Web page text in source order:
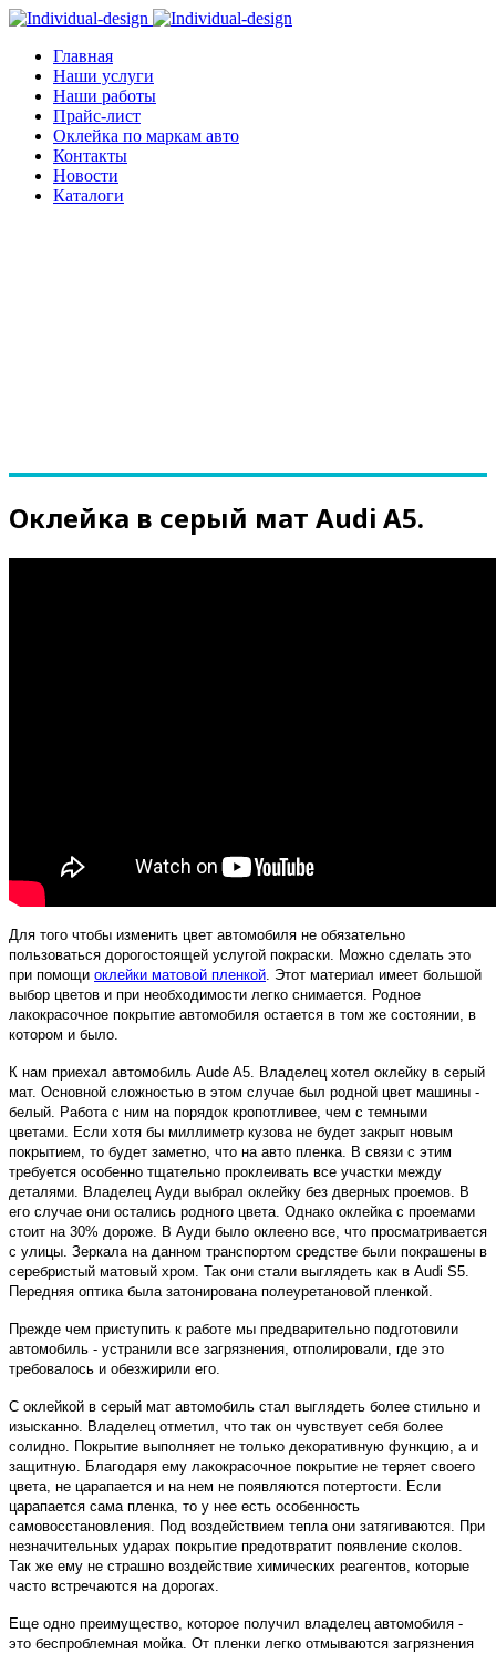
Главная
Наши услуги
Наши работы
Прайс-лист
Оклейка по маркам авто
Контакты
Новости
Каталоги
Оклейка в серый мат Audi A5.
Для того чтобы изменить цвет автомобиля не обязательно
пользоваться дорогостоящей услугой покраски. Можно сделать это
при помощи оклейки матовой пленкой. Этот материал имеет большой
выбор цветов и при необходимости легко снимается. Родное
лакокрасочное покрытие автомобиля остается в том же состоянии, в
котором и было.
К нам приехал автомобиль Aude A5. Владелец хотел оклейку в серый
мат. Основной сложностью в этом случае был родной цвет машины -
белый. Работа с ним на порядок кропотливее, чем с темными
цветами. Если хотя бы миллиметр кузова не будет закрыт новым
покрытием, то будет заметно, что на авто пленка. В связи с этим
требуется особенно тщательно проклеивать все участки между
деталями. Владелец Ауди выбрал оклейку без дверных проемов. В
его случае они остались родного цвета. Однако оклейка с проемами
стоит на 30% дороже. В Ауди было оклеено все, что просматривается
с улицы. Зеркала на данном транспортом средстве были покрашены в
серебристый матовый хром. Так они стали выглядеть как в Audi S5.
Передняя оптика была затонирована полеуретановой пленкой.
Прежде чем приступить к работе мы предварительно подготовили
автомобиль - устранили все загрязнения, отполировали, где это
требовалось и обезжирили его.
С оклейкой в серый мат автомобиль стал выглядеть более стильно и
изысканно. Владелец отметил, что так он чувствует себя более
солидно. Покрытие выполняет не только декоративную функцию, а и
защитную. Благодаря ему лакокрасочное покрытие не теряет своего
цвета, не царапается и на нем не появляются потертости. Если
царапается сама пленка, то у нее есть особенность
самовосстановления. Под воздействием тепла они затягиваются. При
незначительных ударах покрытие предотвратит появление сколов.
Так же ему не страшно воздействие химических реагентов, которые
часто встречаются на дорогах.
Еще одно преимущество, которое получил владелец автомобиля -
это беспроблемная мойка. От пленки легко отмываются загрязнения